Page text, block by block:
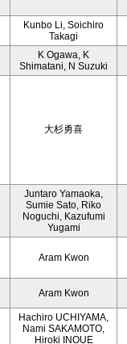
Kunbo Li, Soichiro
Takagi
K Ogawa, K
Shimatani, N Suzuki
大杉勇喜
Juntaro Yamaoka,
Sumie Sato, Riko
Noguchi, Kazufumi
Yugami
Aram Kwon
Aram Kwon
Hachiro UCHIYAMA,
Nami SAKAMOTO,
Hiroki INOUE